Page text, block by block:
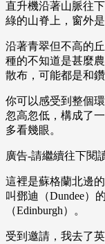
直升機沿著山脈往
綠的山脊上，窗外
沿著青翠但不高的
種的不知道是甚麼
散布，可能都是和
你可以感受到整個
忽高忽低，構成了
多看幾眼。
廣告-請繼續往下閱
這裡是蘇格蘭北邊
叫鄧迪（Dundee）
（Edinburgh）。
受到邀請，我去了